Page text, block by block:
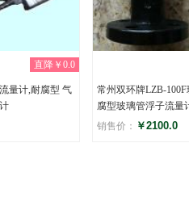
直降￥0.0
量计,耐腐型 气
常州双环牌LZB-
腐型玻璃管浮子流量
销售价： ￥2100.0